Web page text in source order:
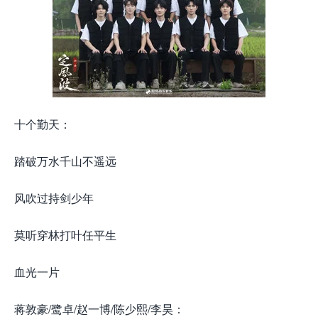
十个勤天：
踏破万水千山不遥远
风吹过持剑少年
莫听穿林打叶任平生
血光一片
蒋敦豪/鹭卓/赵一博/陈少熙/李昊：